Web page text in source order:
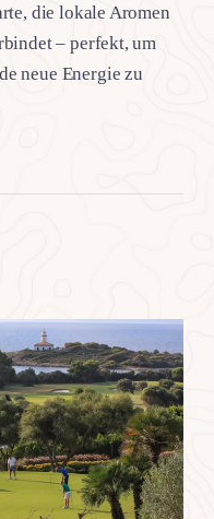
die lokale Aromen
– perfekt, um
neue Energie zu